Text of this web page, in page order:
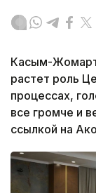
Касым-Жомарт
растет роль
процессах,
все громче и
ссылкой на